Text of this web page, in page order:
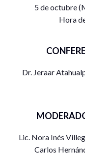
5 de octubre
Hora
Dr. Jeraar
Lic. Nora Inés
Carlos